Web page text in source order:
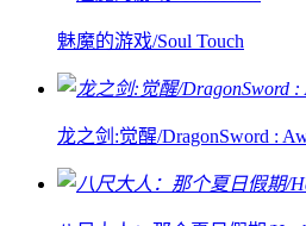
魅魔的游戏/Soul Touch
龙之剑:觉醒/DragonSword :